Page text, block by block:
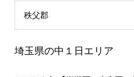
秩父郡
埼玉県の中１日エリア